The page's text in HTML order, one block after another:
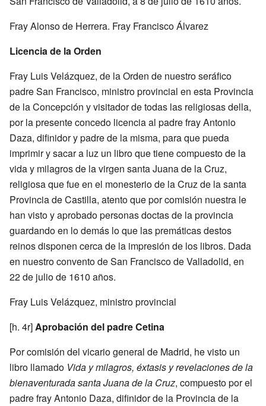
Fray Alonso de Herrera. Fray Francisco Álvarez
Licencia de la Orden
Fray Luis Velázquez, de la Orden de nuestro seráfico
padre San Francisco, ministro provincial en esta Provincia
de la Concepción y visitador de todas las religiosas della,
por la presente concedo licencia al padre fray Antonio
Daza, difinidor y padre de la misma, para que pueda
imprimir y sacar a luz un libro que tiene compuesto de la
vida y milagros de la virgen santa Juana de la Cruz,
religiosa que fue en el monesterio de la Cruz de la santa
Provincia de Castilla, atento que por comisión nuestra le
han visto y aprobado personas doctas de la provincia
guardando en lo demás lo que las premáticas destos
reinos disponen cerca de la impresión de los libros. Dada
en nuestro convento de San Francisco de Valladolid, en
22 de julio de 1610 años.
Fray Luis Velázquez, ministro provincial
[h. 4r]Aprobación del padre Cetina
Por comisión del vicario general de Madrid, he visto un
libro llamado Vida y milagros, éxtasis y revelaciones de la
bienaventurada santa Juana de la Cruz, compuesto por el
padre fray Antonio Daza, difinidor de la Provincia de la